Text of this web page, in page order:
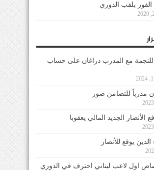
الفوز بلقب الدوري
مع المدرب دراغان على حساب
مدرباً للتضامن صور
الأنصار الجديد المالي يعقوبا
يوقع للأنصار
اول لاعب لبناني احترف في الدوري